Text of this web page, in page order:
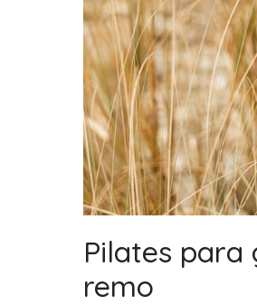
Pilates para
remo